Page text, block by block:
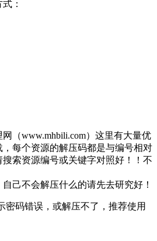
：
（www.mhbili.com）这里有大量优
每个资源的解压码都是与编号相对
索资源编号或关键字对照好！！不
己不会解压什么的请先去研究好！
密码错误，或解压不了，推荐使用